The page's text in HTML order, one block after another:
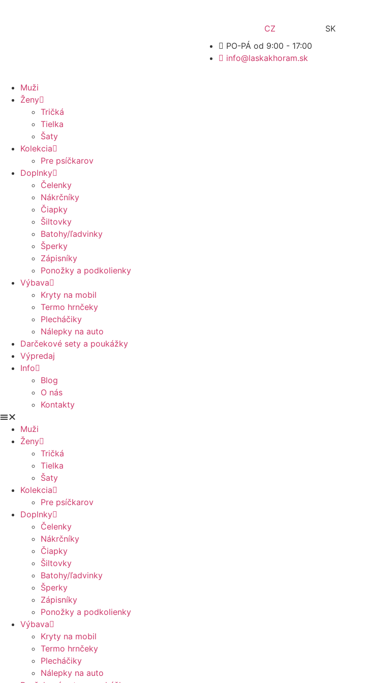
CZ
SK
PO-PÁ od 9:00 - 17:00
info@laskakhoram.sk
Muži
Ženy
Tričká
Tielka
Šaty
Kolekcia
Pre psíčkarov
Doplnky
Čelenky
Nákrčníky
Čiapky
Šiltovky
Batohy/ľadvinky
Šperky
Zápisníky
Ponožky a podkolienky
Výbava
Kryty na mobil
Termo hrnčeky
Plecháčiky
Nálepky na auto
Darčekové sety a poukážky
Výpredaj
Info
Blog
O nás
Kontakty
Muži
Ženy
Tričká
Tielka
Šaty
Kolekcia
Pre psíčkarov
Doplnky
Čelenky
Nákrčníky
Čiapky
Šiltovky
Batohy/ľadvinky
Šperky
Zápisníky
Ponožky a podkolienky
Výbava
Kryty na mobil
Termo hrnčeky
Plecháčiky
Nálepky na auto